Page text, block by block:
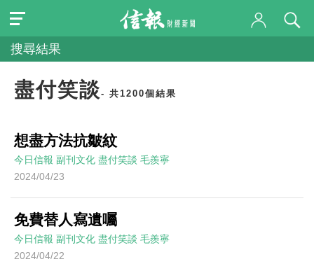
搜尋結果
盡付笑談- 共1200個結果
想盡方法抗皺紋
今日信報 副刊文化 盡付笑談 毛羨寧
2024/04/23
免費替人寫遺囑
今日信報 副刊文化 盡付笑談 毛羨寧
2024/04/22